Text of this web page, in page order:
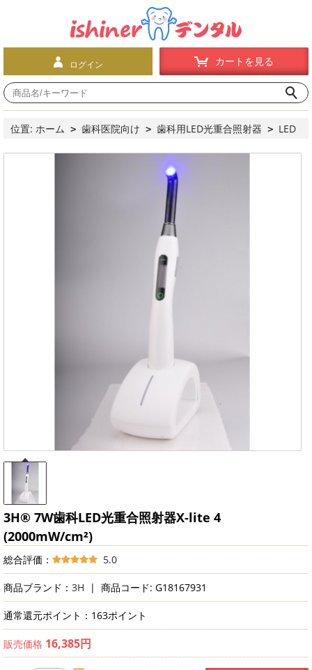
ログイン カートを見る
位置: ホーム > 歯科医院向け > 歯科用LED光重合照射器 > LED
7W歯科LED光重合照射器X-lite 4 (2000mW/cm²)
3H® 7W歯科LED光重合照射器X-lite 4
(2000mW/cm²)
総合評価： 5.0
商品ブランド： 3H | 商品コード: G18167931
通常還元ポイント：163ポイント
販売価格 16,385円